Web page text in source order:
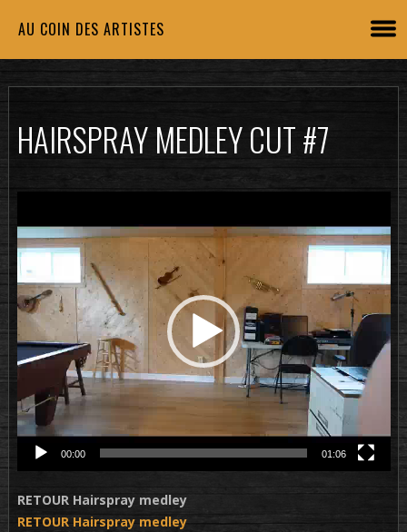
AU COIN DES ARTISTES
HAIRSPRAY MEDLEY CUT #7
vidéo
00:00 01:06
RETOUR Hairspray medley
RETOUR Hairspray medley